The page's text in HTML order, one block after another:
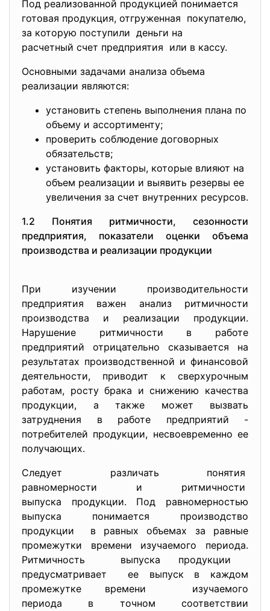
Под реализованной продукцией понимается
готовая продукция, отгруженная покупателю,
за которую поступили деньги на
расчетный счет предприятия или в кассу.
Основными задачами анализа объема
реализации являются:
установить степень выполнения плана по
объему и ассортименту;
проверить соблюдение договорных
обязательств;
установить факторы, которые влияют на
объем реализации и выявить резервы ее
увеличения за счет внутренних ресурсов.
1.2 Понятия ритмичности, сезонности
предприятия, показатели оценки объема
производства и реализации продукции
При изучении производительности
предприятия важен анализ ритмичности
производства и реализации продукции.
Нарушение ритмичности в работе
предприятий отрицательно сказывается на
результатах производственной и финансовой
деятельности, приводит к сверхурочным
работам, росту брака и снижению качества
продукции, а также может вызвать
затруднения в работе предприятий -
потребителей продукции, несвоевременно ее
получающих.
Следует различать понятия
равномерности и ритмичности
выпуска продукции. Под равномерностью
выпуска понимается производство
продукции в равных объемах за равные
промежутки времени изучаемого периода.
Ритмичность выпуска продукции
предусматривает ее выпуск в каждом
промежутке времени изучаемого
периода в точном соответствии